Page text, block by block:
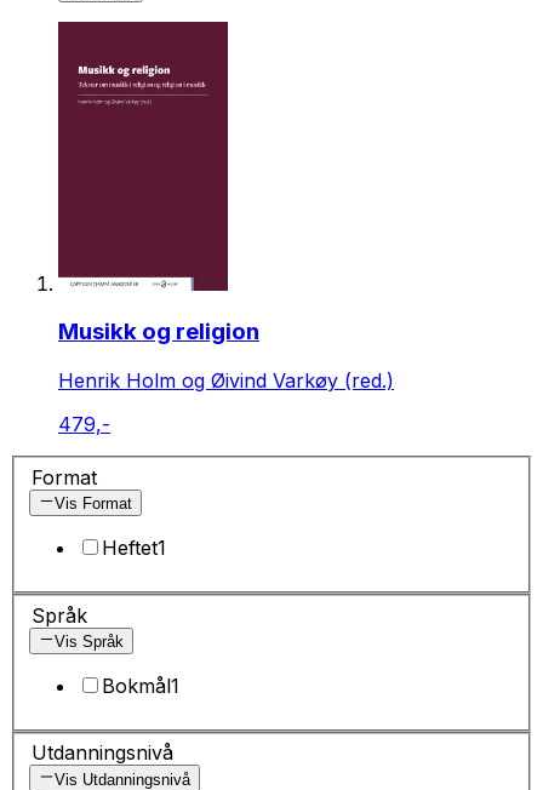
Musikk og religion
Henrik Holm og Øivind Varkøy (red.)
479,-
Format
Vis Format
Heftet1
Språk
Vis Språk
Bokmål1
Utdanningsnivå
Vis Utdanningsnivå